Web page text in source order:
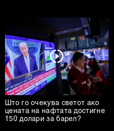
Што го очекува светот ако
цената на нафтата достигне
150 долари за барел?